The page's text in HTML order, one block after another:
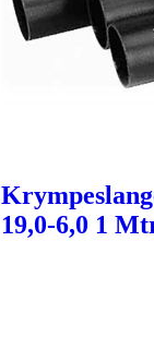
19,0-6,0 1